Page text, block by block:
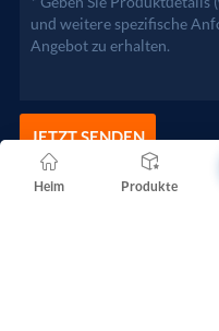
JETZT SENDEN
Heim Produkte